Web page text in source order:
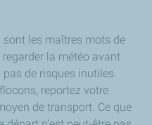
sont les maîtres mots de
regarder la météo avant
pas de risques inutiles.
reportez votre
de transport. Ce que